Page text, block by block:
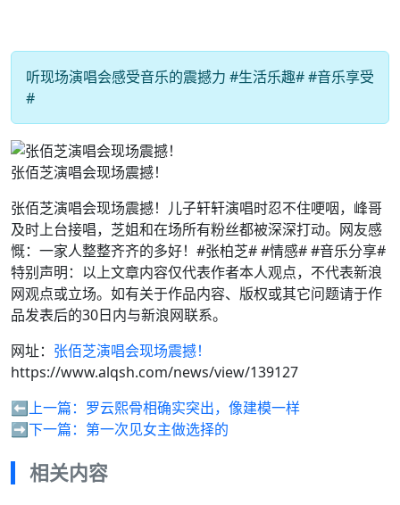
听现场演唱会感受音乐的震撼力 #生活乐趣# #音乐享受
#
张佰芝演唱会现场震撼！
张佰芝演唱会现场震撼！儿子轩轩演唱时忍不住哽咽，峰哥
及时上台接唱，芝姐和在场所有粉丝都被深深打动。网友感
慨：一家人整整齐齐的多好！#张柏芝# #情感# #音乐分享#
特别声明：以上文章内容仅代表作者本人观点，不代表新浪
网观点或立场。如有关于作品内容、版权或其它问题请于作
品发表后的30日内与新浪网联系。
网址： 张佰芝演唱会现场震撼！
https://www.alqsh.com/news/view/139127
⬅️上一篇： 罗云熙骨相确实突出，像建模一样
➡️下一篇： 第一次见女主做选择的
相关内容